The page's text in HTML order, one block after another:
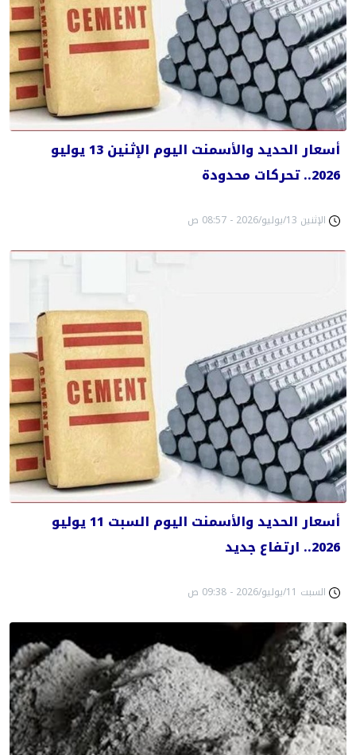
أسعار الحديد والأسمنت اليوم الإثنين 13 يوليو
2026.. تحركات محدودة
الإثنين 13/يوليو/2026 - 08:57 ص
أسعار الحديد والأسمنت اليوم السبت 11 يوليو
2026.. ارتفاع جديد
السبت 11/يوليو/2026 - 09:38 ص